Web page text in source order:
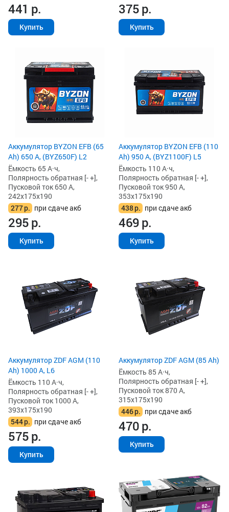
441 р.
Купить
375р.
Купить
Аккумулятор BYZON EFB (65
Ah) 650 А, (BYZ650F) L2
Ёмкость 65 А·ч,
Полярность обратная [- +],
Пусковой ток 650 А,
242x175x190
277р. при сдаче акб
295р.
Купить
Аккумулятор BYZON EFB (110
Ah) 950 А, (BYZ1100F) L5
Ёмкость 110 А·ч,
Полярность обратная [- +],
Пусковой ток 950 А,
353x175x190
438р. при сдаче акб
469р.
Купить
Аккумулятор ZDF AGM (110
Ah) 1000 А, L6
Ёмкость 110 А·ч,
Полярность обратная [- +],
Пусковой ток 1000 А,
393x175x190
544р. при сдаче акб
575р.
Купить
Аккумулятор ZDF AGM (85 Ah)
Ёмкость 85 А·ч,
Полярность обратная [- +],
Пусковой ток 870 А,
315x175x190
446р. при сдаче акб
470р.
Купить